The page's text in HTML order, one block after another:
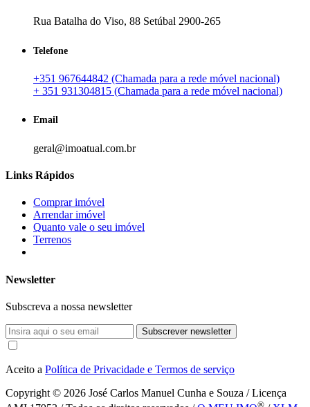
Rua Batalha do Viso, 88 Setúbal 2900-265
Telefone
+351 967644842 (Chamada para a rede móvel nacional)
+ 351 931304815 (Chamada para a rede móvel nacional)
Email
geral@imoatual.com.br
Links Rápidos
Comprar imóvel
Arrendar imóvel
Quanto vale o seu imóvel
Terrenos
Newsletter
Subscreva a nossa newsletter
Subscrever newsletter
Aceito a Política de Privacidade e Termos de serviço
Copyright © 2026 José Carlos Manuel Cunha e Souza / Licença
®